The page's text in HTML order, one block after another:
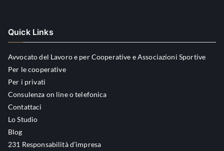
Quick Links
Avvocato del Lavoro e per Cooperative e Associazioni Sportive
Per le cooperative
Per i privati
Consulenza on line o telefonica
Contattaci
Lo Studio
Blog
231 Responsabilità d’impresa